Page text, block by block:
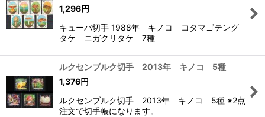
1,296円
キューバ切手 1988年 キノコ コタマゴテング
タケ ニガクリタケ 7種
ルクセンブルク切手 2013年 キノコ 5種
1,376円
ルクセンブルク切手 2013年 キノコ 5種 ※2点
注文で切手帳になります。